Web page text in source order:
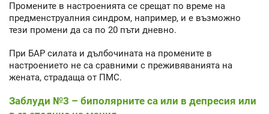
Промените в настроенията се срещат по време на
предменструалния синдром, например, и е възможно
тези промени да са по 20 пъти дневно.
При БАР силата и дълбочината на промените в
настроението не са сравними с преживяванията на
жената, страдаща от ПМС.
Заблуди №3 – биполярните са или в депресия или